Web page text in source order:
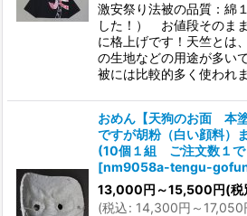
激安祭り法被の品質：綿
した！） お値段そのま
に格上げです！天竺とは
の生地などの用途が多い
被には比較的多く使われ
おめん【天狗のお面 本
ですが胡粉（白い顔料）
(10個１組 ご注文数１で
[nm9058a-tengu-
13,000円 ～15,500円(税
(税込: 14,300円 ～17,050